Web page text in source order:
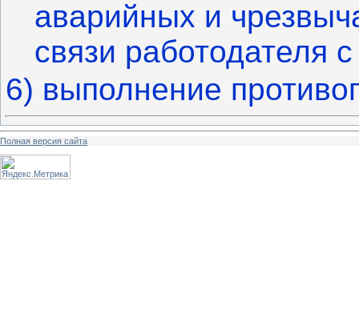
аварийных и
связи работодателя
6) выполнение
Полная версия сайта